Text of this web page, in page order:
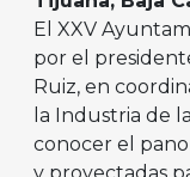
El XXV
por el
Ruiz, en
la Industria de
conocer el